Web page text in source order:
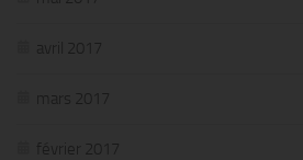
avril 2017
mars 2017
février 2017